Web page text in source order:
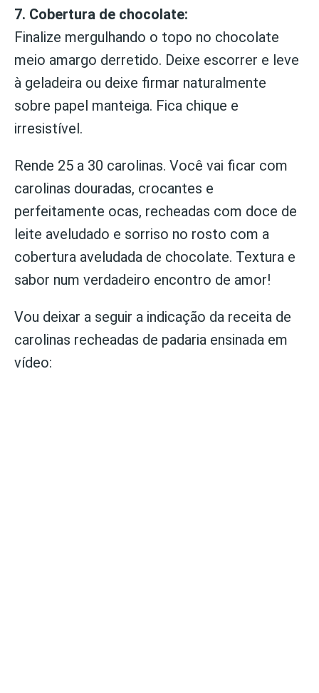
7. Cobertura de chocolate:
Finalize mergulhando o topo no chocolate
meio amargo derretido. Deixe escorrer e leve
à geladeira ou deixe firmar naturalmente
sobre papel manteiga. Fica chique e
irresistível.
Rende 25 a 30 carolinas. Você vai ficar com
carolinas douradas, crocantes e
perfeitamente ocas, recheadas com doce de
leite aveludado e sorriso no rosto com a
cobertura aveludada de chocolate. Textura e
sabor num verdadeiro encontro de amor!
Vou deixar a seguir a indicação da receita de
carolinas recheadas de padaria ensinada em
vídeo: